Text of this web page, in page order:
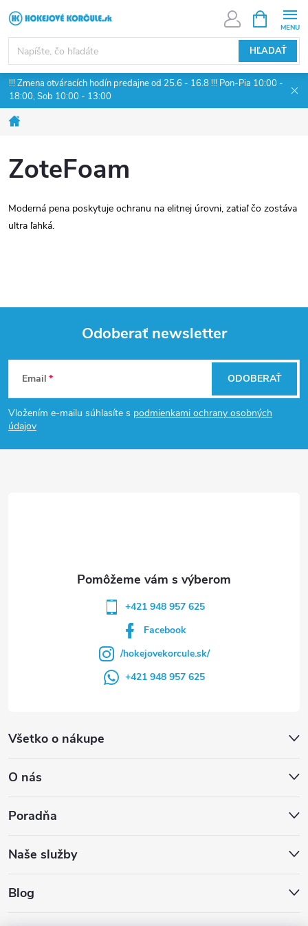
Prejsť
na
obsah
HĽADAŤ
KOŠÍK
!!! Zmena otváracích hodín predajne od 25.6 - 16.8 !!! Pon-Pia 10:00 -
18:00, Sob 10:00 - 13:00
ZoteFoam
Moderná pena poskytuje ochranu na elitnej úrovni, zatiaľ čo zostáva
ultra ľahká.
Z
á
p
Odoberať newsletter
Email
Vložením e-mailu súhlasíte s podmienkami ochrany osobných
údajov
ODOBERAŤ
Všetko o nákupe
O nás
Poradňa
Naše služby
Blog
+421 948 957 625
Facebook
/hokejovekorcule.sk/
+421 948 957 625